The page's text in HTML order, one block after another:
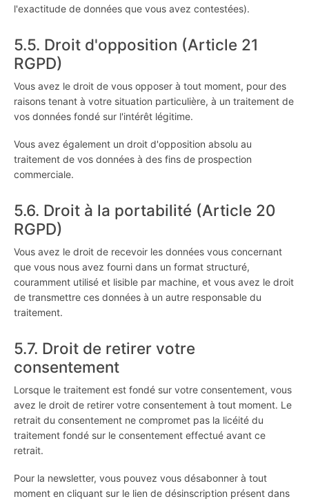
l'exactitude de données que vous avez contestées).
5.5. Droit d'opposition (Article 21
RGPD)
Vous avez le droit de vous opposer à tout moment, pour des
raisons tenant à votre situation particulière, à un traitement de
vos données fondé sur l'intérêt légitime.
Vous avez également un droit d'opposition absolu au
traitement de vos données à des fins de prospection
commerciale.
5.6. Droit à la portabilité (Article 20
RGPD)
Vous avez le droit de recevoir les données vous concernant
que vous nous avez fourni dans un format structuré,
couramment utilisé et lisible par machine, et vous avez le droit
de transmettre ces données à un autre responsable du
traitement.
5.7. Droit de retirer votre
consentement
Lorsque le traitement est fondé sur votre consentement, vous
avez le droit de retirer votre consentement à tout moment. Le
retrait du consentement ne compromet pas la licéité du
traitement fondé sur le consentement effectué avant ce
retrait.
Pour la newsletter, vous pouvez vous désabonner à tout
moment en cliquant sur le lien de désinscription présent dans